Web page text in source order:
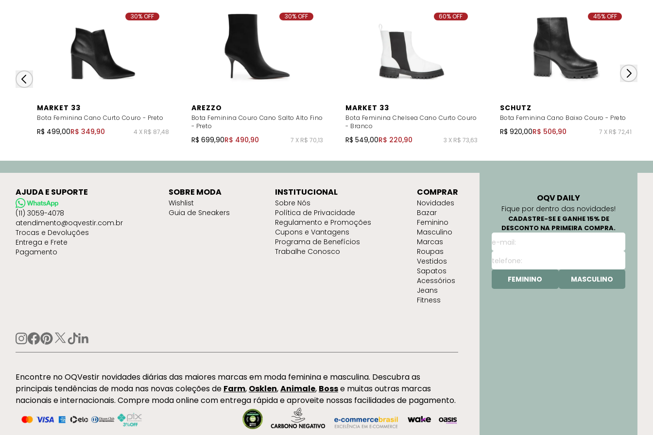
MARKET 33
Bota Feminina Cano Curto Couro - Preto
R$ 499,00R$ 349,90 4 X R$ 87,48
30% OFF
AREZZO
Bota Feminina Couro Cano Salto Alto Fino
- Preto
R$ 699,90R$ 490,90 7 X R$ 70,13
30% OFF
MARKET 33
Bota Feminina Chelsea Cano Curto Couro
- Branco
R$ 549,00R$ 220,90 3 X R$ 73,63
60% OFF
SCHUTZ
Bota Feminina Cano Baixo Couro - Preto
R$ 920,00R$ 506,90 7 X R$ 72,41
45% OFF
OQV DAILY
Fique por dentro das novidades!
CADASTRE-SE E GANHE 15% DE
DESCONTO NA PRIMEIRA COMPRA.
FEMININO MASCULINO
AJUDA E SUPORTE
(11) 3059-4078
atendimento@oqvestir.com.br
Trocas e Devoluções
Entrega e Frete
Pagamento
SOBRE MODA
Wishlist
Guia de Sneakers
INSTITUCIONAL
Sobre Nós
Política de Privacidade
Regulamento e Promoções
Cupons e Vantagens
Programa de Benefícios
Trabalhe Conosco
COMPRAR
Novidades
Bazar
Feminino
Masculino
Marcas
Roupas
Vestidos
Sapatos
Acessórios
Jeans
Fitness
Encontre no OQVestir novidades diárias das maiores marcas em moda feminina e masculina. Descubra as
principais tendências de moda nas novas coleções de Farm, Osklen,Animale, Bosse muitas outras marcas
nacionais e internacionais. Compre moda online com entrega rápida e aproveite nossas facilidades de pagamento.